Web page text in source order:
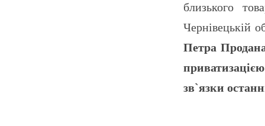
близького
Чернівецькій
Петра
зв`язки